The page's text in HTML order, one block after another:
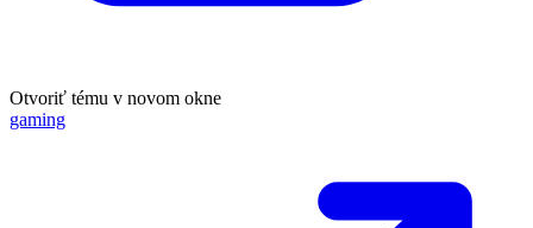
Otvoriť tému v novom okne
gaming